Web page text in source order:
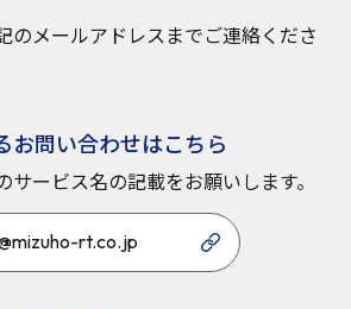
のメールアドレスまでご連絡くださ
お問い合わせはこちら
サービス名の記載をお願いします。
rt.co.jp